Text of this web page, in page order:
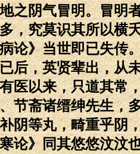
之阴气冒明。冒明
，究莫识其所以横
论》当世即已失传
后，英贤辈出，从
医以来，只道其常
节斋诸缙绅先生，
阴等丸，畸重乎阴
论》同其悠悠汶汶